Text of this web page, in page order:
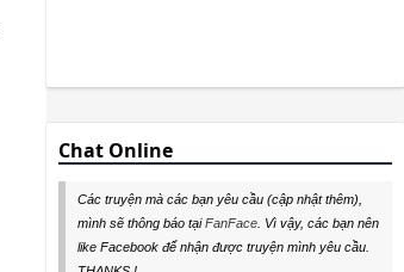
Chat Online
Các truyện mà các bạn yêu cầu (cập nhật thêm),
mình sẽ thông báo tạiFanFace . Vì vậy, các bạn nên
like Facebook để nhận được truyện mình yêu cầu.